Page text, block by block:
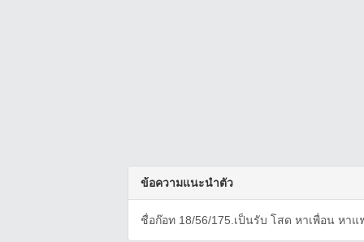
ข้อความแนะนำตัว
ชื่อก๊อท 18/56/175.เป็นรับ โสด หาเพื่อน หา